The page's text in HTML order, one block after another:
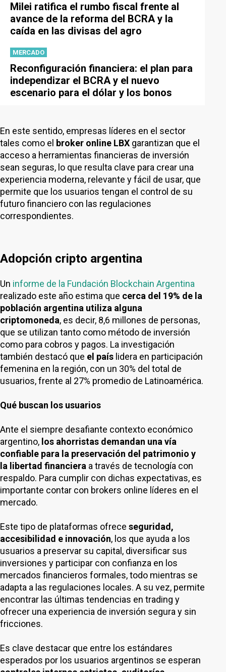
Milei ratifica el rumbo fiscal frente al
avance de la reforma del BCRA y la
caída en las divisas del agro
MERCADO
Reconfiguración financiera: el plan para
independizar el BCRA y el nuevo
escenario para el dólar y los bonos
En este sentido, empresas líderes en el sector
tales como el broker online LBX garantizan que el
acceso a herramientas financieras de inversión
sean seguras, lo que resulta clave para crear una
experiencia moderna, relevante y fácil de usar, que
permite que los usuarios tengan el control de su
futuro financiero con las regulaciones
correspondientes.
Adopción cripto argentina
Un informe de la Fundación Blockchain Argentina
realizado este año estima que cerca del 19% de la
población argentina utiliza alguna
criptomoneda, es decir, 8,6 millones de personas,
que se utilizan tanto como método de inversión
como para cobros y pagos. La investigación
también destacó que el país lidera en participación
femenina en la región, con un 30% del total de
usuarios, frente al 27% promedio de Latinoamérica.
Qué buscan los usuarios
Ante el siempre desafiante contexto económico
argentino, los ahorristas demandan una vía
confiable para la preservación del patrimonio y
la libertad financiera a través de tecnología con
respaldo. Para cumplir con dichas expectativas, es
importante contar con brokers online líderes en el
mercado.
Este tipo de plataformas ofrece seguridad,
accesibilidad e innovación, los que ayuda a los
usuarios a preservar su capital, diversificar sus
inversiones y participar con confianza en los
mercados financieros formales, todo mientras se
adapta a las regulaciones locales. A su vez, permite
encontrar las últimas tendencias en trading y
ofrecer una experiencia de inversión segura y sin
fricciones.
Es clave destacar que entre los estándares
esperados por los usuarios argentinos se esperan